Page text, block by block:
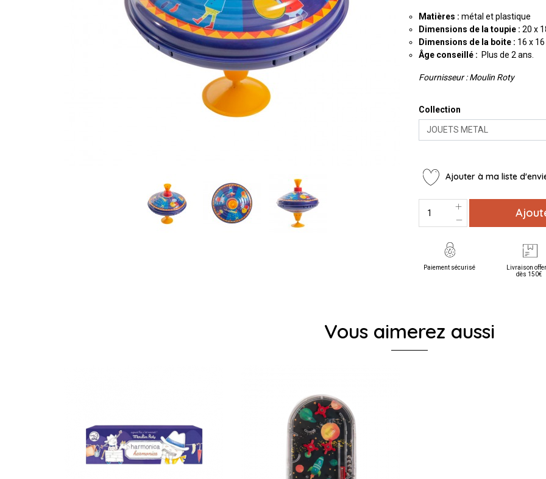
Matières : métal et plastique
Dimensions de la toupie : 20 x
Dimensions de la boite : 16 x
Âge conseillé : Plus de 2 ans.
Fournisseur : Moulin Roty
Collection
Ajouter à ma liste
Paiement sécurisé
Livraison
dès 150€
Vous aimerez aussi